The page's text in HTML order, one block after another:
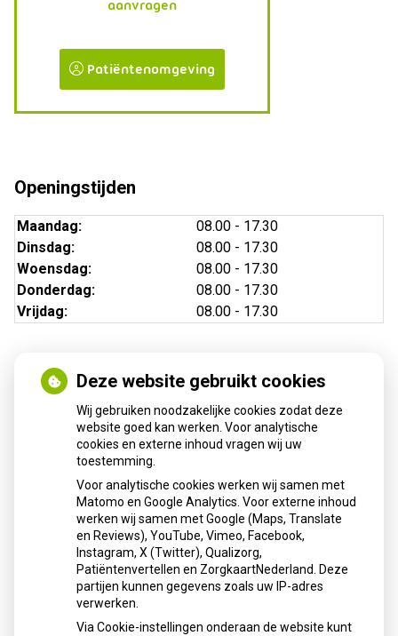
aanvragen
Patiëntenomgeving
Openingstijden
Maandag:
08.00 - 17.30
Dinsdag:
08.00 - 17.30
Woensdag:
08.00 - 17.30
Donderdag:
08.00 - 17.30
Vrijdag:
08.00 - 17.30
Nieuws
Sinds huisartsen afslankmedicijnen mogen voorschrijven,
neemt gebruik toe
Schurft sinds corona geen vergeten ziekte meer: aantal
uitbraken fors gestegen
Stoppen met afslankmedicijnen betekent zonder
leefstijlaanpassingen weer gewichtstoename
Kookadvies drinkwater in provincie Utrecht vanwege
besmetting
Terugroepactie babyvoeding Nestlé: bacterie kan baby’s
ziek maken
Deze website gebruikt cookies
Wij gebruiken noodzakelijke cookies zodat deze
website goed kan werken. Voor analytische
cookies en externe inhoud vragen wij uw
toestemming.
Voor analytische cookies werken wij samen met
Matomo en Google Analytics. Voor externe inhoud
werken wij samen met Google (Maps, Translate
en Reviews), YouTube, Vimeo, Facebook,
Instagram, X (Twitter), Qualizorg,
Patiëntenvertellen en ZorgkaartNederland. Deze
partijen kunnen gegevens zoals uw IP-adres
verwerken.
Via Cookie-instellingen onderaan de website kunt